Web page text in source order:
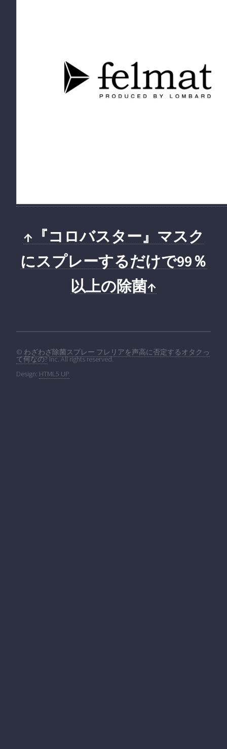
↑『コロバスター』マスク
にスプレーするだけで99％
以上の除菌↑
© わざわざ除菌スプレー フレリアを声高に否定するオタクっ
て何なの?Inc. All rights reserved.
Design: HTML5 UP